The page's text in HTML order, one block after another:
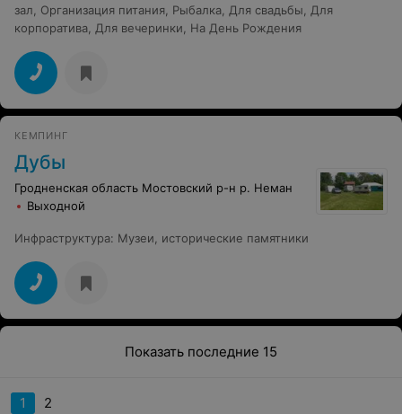
зал
Организация питания Рыбалка Для свадьбы
Для
корпоратива Для вечеринки На День Рождения
КЕМПИНГ
Дубы
Гродненская область Мостовский р-н р. Неман
Выходной
Инфраструктура: Музеи, исторические памятники
Показать последние 15
1 2